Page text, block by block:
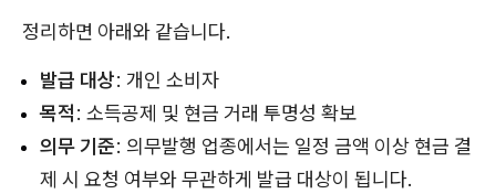
정리하면 아래와 같습니다.
발급 대상: 개인 소비자
목적: 소득공제 및 현금 거래 투명성 확보
의무 기준: 의무발행 업종에서는 일정 금액 이상 현금 결
제 시 요청 여부와 무관하게 발급 대상이 됩니다.